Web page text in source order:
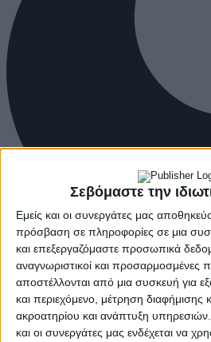
Σεβόμαστε την
Εμείς και οι συνεργάτες μας
πρόσβαση σε πληροφορίες σε μια
και επεξεργαζόμαστε προσωπικά
αναγνωριστικοί και προσαρμοσμένες
αποστέλλονται από μια συσκευή για
και περιεχόμενο, μέτρηση διαφήμισης
ακροατηρίου και ανάπτυξη υπηρεσιών.
και οι συνεργάτες μας ενδέχεται να